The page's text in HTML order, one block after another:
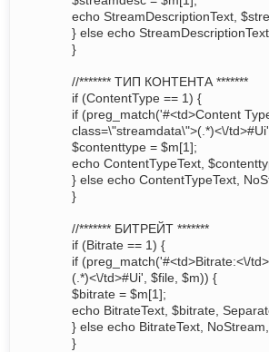
echo StreamDescriptionText,
} else echo
}
//******* ТИП КОНТЕНТА *******
if (ContentType == 1) {
if (preg_match('#<td>Content
class=\"streamdata\">(.*)<\/
$contenttype = $m[1];
echo ContentTypeText,
} else echo ContentTypeText,
}
//******* БИТРЕЙТ *******
if (Bitrate == 1) {
if (preg_match('#<td>Bitrate:<\/
(.*)<\/td>#Ui', $file, $m)) {
$bitrate = $m[1];
echo BitrateText, $bitrate,
} else echo BitrateText,
}